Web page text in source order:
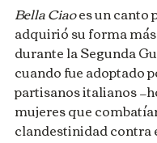
Bella Ciao es un canto
adquirió su forma
durante la Segunda
cuando fue adoptado
partisanos italianos
mujeres que
clandestinidad contra